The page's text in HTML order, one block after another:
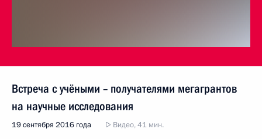
Встреча с учёными – получателями мегагрантов
на научные исследования
19 сентября 2016 года Видео, 41 мин.